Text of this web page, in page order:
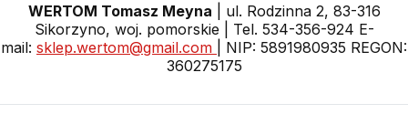
WERTOM Tomasz Meyna | ul. Rodzinna 2, 83-316
Sikorzyno, woj. pomorskie | Tel. 534-356-924 E-
mail: sklep.wertom@gmail.com
| NIP: 5891980935 REGON:
360275175